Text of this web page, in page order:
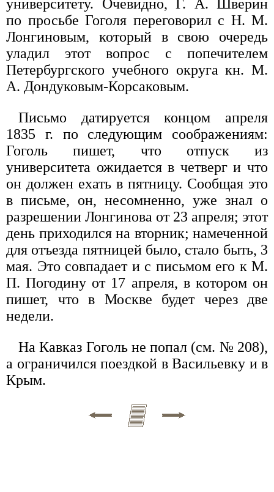
университету. Очевидно, Г. А. Шверин
по просьбе Гоголя переговорил с Н. М.
Лонгиновым, который в свою очередь
уладил этот вопрос с попечителем
Петербургского учебного округа кн. М.
А. Дондуковым-Корсаковым.
Письмо датируется концом апреля
1835 г. по следующим соображениям:
Гоголь пишет, что отпуск из
университета ожидается в четверг и что
он должен ехать в пятницу. Сообщая это
в письме, он, несомненно, уже знал о
разрешении Лонгинова от 23 апреля; этот
день приходился на вторник; намеченной
для отъезда пятницей было, стало быть, 3
мая. Это совпадает и с письмом его к М.
П. Погодину от 17 апреля, в котором он
пишет, что в Москве будет через две
недели.
На Кавказ Гоголь не попал (см. № 208),
а ограничился поездкой в Васильевку и в
Крым.